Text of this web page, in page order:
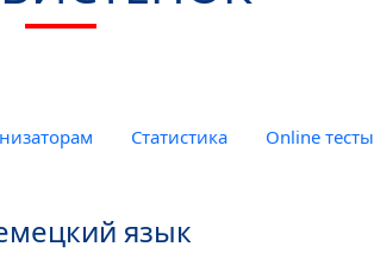
Статистика Online тесты
язык